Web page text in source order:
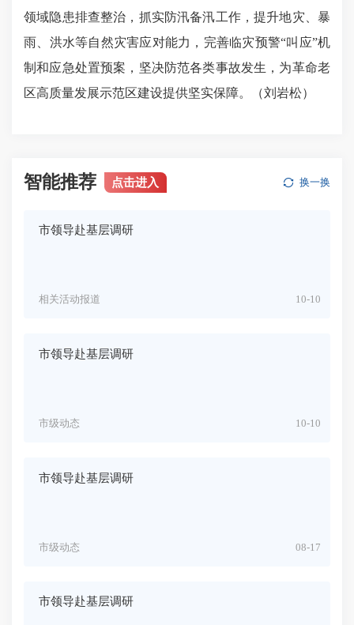
领域隐患排查整治，抓实防汛备汛工作，提升地灾、暴
雨、洪水等自然灾害应对能力，完善临灾预警“叫应”机
制和应急处置预案，坚决防范各类事故发生，为革命老
区高质量发展示范区建设提供坚实保障。（刘岩松）
智能推荐 点击进入 换一换
市领导赴基层调研
10-10
相关活动报道
市领导赴基层调研
10-10
市级动态
市领导赴基层调研
08-17
市级动态
市领导赴基层调研